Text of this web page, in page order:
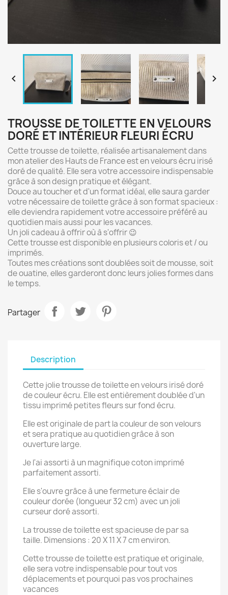
 
TROUSSE DE TOILETTE EN VELOURS
DORÉ ET INTÉRIEUR FLEURI ÉCRU
Cette trousse de toilette, réalisée artisanalement dans
mon atelier des Hauts de France est en velours écru irisé
doré de qualité. Elle sera votre accessoire indispensable
grâce à son design pratique et élégant.
Douce au toucher et d'un format idéal, elle saura garder
votre nécessaire de toilette grâce à son format spacieux :
elle deviendra rapidement votre accessoire préféré au
quotidien mais aussi pour les vacances.
Un joli cadeau à offrir où à s'offrir 😉
Cette trousse est disponible en plusieurs coloris et / ou
imprimés.
Toutes mes créations sont doublées soit de mousse, soit
de ouatine, elles garderont donc leurs jolies formes dans
le temps.
Partager
Description
Cette jolie trousse de toilette en velours irisé doré
de couleur écru. Elle est entièrement doublée d'un
tissu imprimé petites fleurs sur fond écru.
Elle est originale de part la couleur de son velours
et sera pratique au quotidien grâce à son
ouverture large.
Je l'ai assorti à un magnifique coton imprimé
parfaitement assorti.
Elle s'ouvre grâce à une fermeture éclair de
couleur dorée (longueur 32 cm) avec un joli
curseur doré assorti.
La trousse de toilette est spacieuse de par sa
taille. Dimensions : 20 X 11 X 7 cm environ.
Cette trousse de toilette est pratique et originale,
elle sera votre indispensable pour tout vos
déplacements et pourquoi pas vos prochaines
vacances
Créer une liste d'envies